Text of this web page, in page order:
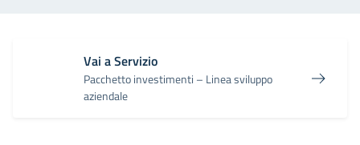
Vai a Servizio
Pacchetto investimenti – Linea sviluppo
aziendale